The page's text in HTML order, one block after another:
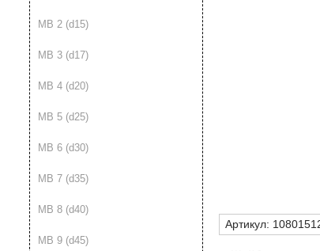
MB 2 (d15)
MB 3 (d17)
MB 4 (d20)
MB 5 (d25)
MB 6 (d30)
MB 7 (d35)
MB 8 (d40)
MB 9 (d45)
Артикул: